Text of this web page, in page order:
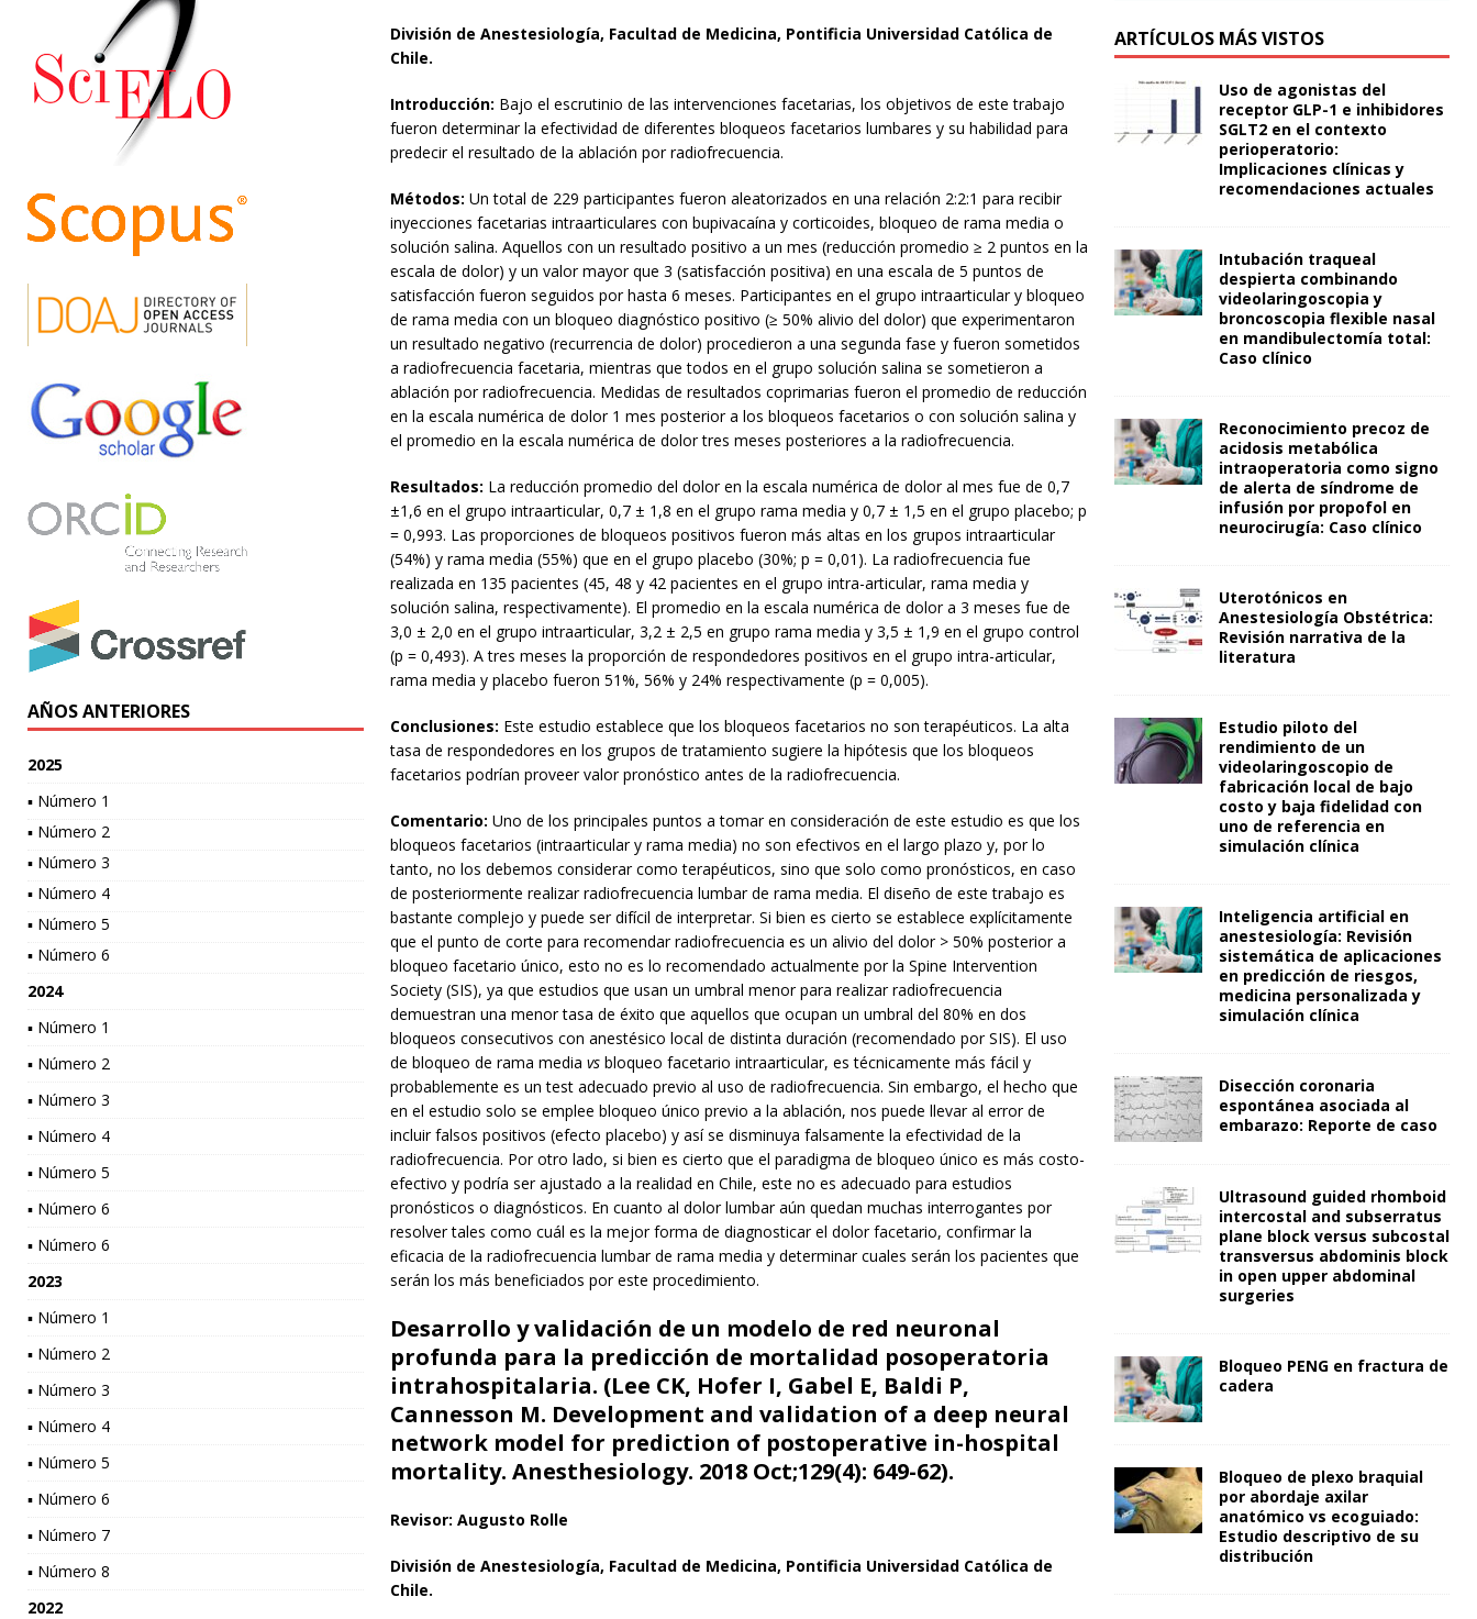
División de Anestesiología, Facultad de Medicina, Pontificia Universidad Católica de
Chile.
Introducción: Bajo el escrutinio de las intervenciones facetarias, los objetivos de este trabajo
fueron determinar la efectividad de diferentes bloqueos facetarios lumbares y su habilidad para
predecir el resultado de la ablación por radiofrecuencia.
Métodos: Un total de 229 participantes fueron aleatorizados en una relación 2:2:1 para recibir
inyecciones facetarias intraarticulares con bupivacaína y corticoides, bloqueo de rama media o
solución salina. Aquellos con un resultado positivo a un mes (reducción promedio ≥ 2 puntos en la
escala de dolor) y un valor mayor que 3 (satisfacción positiva) en una escala de 5 puntos de
satisfacción fueron seguidos por hasta 6 meses. Participantes en el grupo intraarticular y bloqueo
de rama media con un bloqueo diagnóstico positivo (≥ 50% alivio del dolor) que experimentaron
un resultado negativo (recurrencia de dolor) procedieron a una segunda fase y fueron sometidos
a radiofrecuencia facetaria, mientras que todos en el grupo solución salina se sometieron a
ablación por radiofrecuencia. Medidas de resultados coprimarias fueron el promedio de reducción
en la escala numérica de dolor 1 mes posterior a los bloqueos facetarios o con solución salina y
el promedio en la escala numérica de dolor tres meses posteriores a la radiofrecuencia.
Resultados: La reducción promedio del dolor en la escala numérica de dolor al mes fue de 0,7
±1,6 en el grupo intraarticular, 0,7 ± 1,8 en el grupo rama media y 0,7 ± 1,5 en el grupo placebo; p
= 0,993. Las proporciones de bloqueos positivos fueron más altas en los grupos intraarticular
(54%) y rama media (55%) que en el grupo placebo (30%; p = 0,01). La radiofrecuencia fue
realizada en 135 pacientes (45, 48 y 42 pacientes en el grupo intra-articular, rama media y
solución salina, respectivamente). El promedio en la escala numérica de dolor a 3 meses fue de
3,0 ± 2,0 en el grupo intraarticular, 3,2 ± 2,5 en grupo rama media y 3,5 ± 1,9 en el grupo control
(p = 0,493). A tres meses la proporción de respondedores positivos en el grupo intra-articular,
rama media y placebo fueron 51%, 56% y 24% respectivamente (p = 0,005).
Conclusiones: Este estudio establece que los bloqueos facetarios no son terapéuticos. La alta
tasa de respondedores en los grupos de tratamiento sugiere la hipótesis que los bloqueos
facetarios podrían proveer valor pronóstico antes de la radiofrecuencia.
Comentario: Uno de los principales puntos a tomar en consideración de este estudio es que los
bloqueos facetarios (intraarticular y rama media) no son efectivos en el largo plazo y, por lo
tanto, no los debemos considerar como terapéuticos, sino que solo como pronósticos, en caso
de posteriormente realizar radiofrecuencia lumbar de rama media. El diseño de este trabajo es
bastante complejo y puede ser difícil de interpretar. Si bien es cierto se establece explícitamente
que el punto de corte para recomendar radiofrecuencia es un alivio del dolor > 50% posterior a
bloqueo facetario único, esto no es lo recomendado actualmente por la Spine Intervention
Society (SIS), ya que estudios que usan un umbral menor para realizar radiofrecuencia
demuestran una menor tasa de éxito que aquellos que ocupan un umbral del 80% en dos
bloqueos consecutivos con anestésico local de distinta duración (recomendado por SIS). El uso
de bloqueo de rama media vsbloqueo facetario intraarticular, es técnicamente más fácil y
probablemente es un test adecuado previo al uso de radiofrecuencia. Sin embargo, el hecho que
en el estudio solo se emplee bloqueo único previo a la ablación, nos puede llevar al error de
incluir falsos positivos (efecto placebo) y así se disminuya falsamente la efectividad de la
radiofrecuencia. Por otro lado, si bien es cierto que el paradigma de bloqueo único es más costo-
efectivo y podría ser ajustado a la realidad en Chile, este no es adecuado para estudios
pronósticos o diagnósticos. En cuanto al dolor lumbar aún quedan muchas interrogantes por
resolver tales como cuál es la mejor forma de diagnosticar el dolor facetario, confirmar la
eficacia de la radiofrecuencia lumbar de rama media y determinar cuales serán los pacientes que
serán los más beneficiados por este procedimiento.
Desarrollo y validación de un modelo de red neuronal
profunda para la predicción de mortalidad posoperatoria
intrahospitalaria. (Lee CK, Hofer I, Gabel E, Baldi P,
Cannesson M. Development and validation of a deep neural
network model for prediction of postoperative in-hospital
mortality. Anesthesiology. 2018 Oct;129(4): 649-62).
Revisor: Augusto Rolle
División de Anestesiología, Facultad de Medicina, Pontificia Universidad Católica de
Chile.
AÑOS ANTERIORES
2025
▪ Número 1
▪ Número 2
▪ Número 3
▪ Número 4
▪ Número 5
▪ Número 6
2024
▪ Número 1
▪ Número 2
▪ Número 3
▪ Número 4
▪ Número 5
▪ Número 6
▪ Número 6
2023
▪ Número 1
▪ Número 2
▪ Número 3
▪ Número 4
▪ Número 5
▪ Número 6
▪ Número 7
▪ Número 8
2022
ARTÍCULOS MÁS VISTOS
Uso de agonistas del
receptor GLP-1 e inhibidores
SGLT2 en el contexto
perioperatorio:
Implicaciones clínicas y
recomendaciones actuales
Intubación traqueal
despierta combinando
videolaringoscopia y
broncoscopia flexible nasal
en mandibulectomía total:
Caso clínico
Reconocimiento precoz de
acidosis metabólica
intraoperatoria como signo
de alerta de síndrome de
infusión por propofol en
neurocirugía: Caso clínico
Uterotónicos en
Anestesiología Obstétrica:
Revisión narrativa de la
literatura
Estudio piloto del
rendimiento de un
videolaringoscopio de
fabricación local de bajo
costo y baja fidelidad con
uno de referencia en
simulación clínica
Inteligencia artificial en
anestesiología: Revisión
sistemática de aplicaciones
en predicción de riesgos,
medicina personalizada y
simulación clínica
Disección coronaria
espontánea asociada al
embarazo: Reporte de caso
Ultrasound guided rhomboid
intercostal and subserratus
plane block versus subcostal
transversus abdominis block
in open upper abdominal
surgeries
Bloqueo PENG en fractura de
cadera
Bloqueo de plexo braquial
por abordaje axilar
anatómico vs ecoguiado:
Estudio descriptivo de su
distribución